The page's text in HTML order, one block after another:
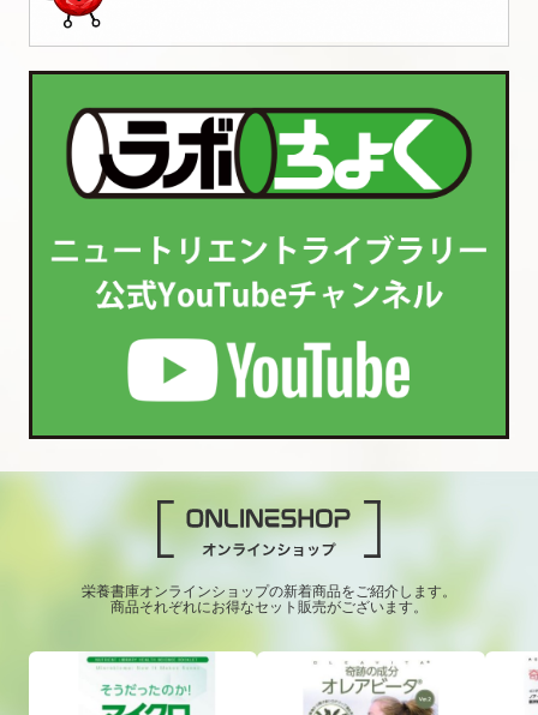
栄養書庫オンラインショップの新着商品をご紹介します。
商品それぞれにお得なセット販売がございます。